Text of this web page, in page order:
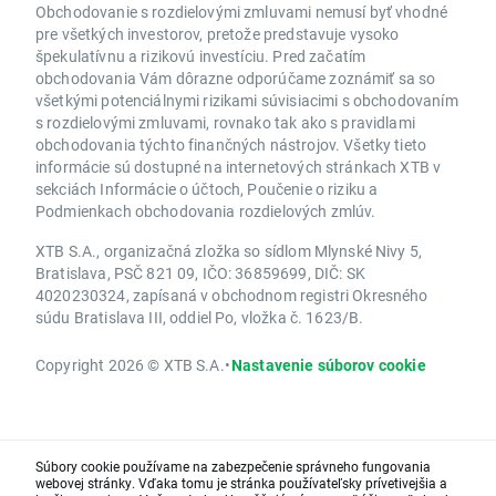
Obchodovanie s rozdielovými zmluvami nemusí byť vhodné
pre všetkých investorov, pretože predstavuje vysoko
špekulatívnu a rizikovú investíciu. Pred začatím
obchodovania Vám dôrazne odporúčame zoznámiť sa so
všetkými potenciálnymi rizikami súvisiacimi s obchodovaním
s rozdielovými zmluvami, rovnako tak ako s pravidlami
obchodovania týchto finančných nástrojov. Všetky tieto
informácie sú dostupné na internetových stránkach XTB v
sekciách Informácie o účtoch, Poučenie o riziku a
Podmienkach obchodovania rozdielových zmlúv.
XTB S.A., organizačná zložka so sídlom Mlynské Nivy 5,
Bratislava, PSČ 821 09, IČO: 36859699, DIČ: SK
4020230324, zapísaná v obchodnom registri Okresného
súdu Bratislava III, oddiel Po, vložka č. 1623/B.
Copyright 2026 © XTB S.A.•Nastavenie súborov cookie
Súbory cookie používame na zabezpečenie správneho fungovania
webovej stránky. Vďaka tomu je stránka používateľsky prívetivejšia a